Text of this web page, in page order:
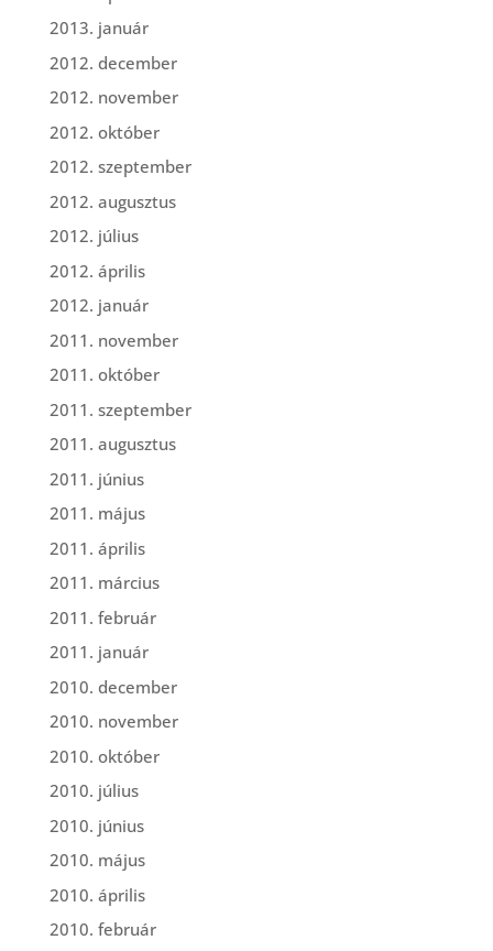
2013. január
2012. december
2012. november
2012. október
2012. szeptember
2012. augusztus
2012. július
2012. április
2012. január
2011. november
2011. október
2011. szeptember
2011. augusztus
2011. június
2011. május
2011. április
2011. március
2011. február
2011. január
2010. december
2010. november
2010. október
2010. július
2010. június
2010. május
2010. április
2010. február